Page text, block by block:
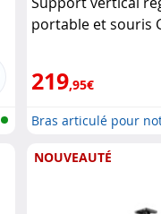
portable et souris
219,95€
Bras articulé pour
NOUVEAUTÉ